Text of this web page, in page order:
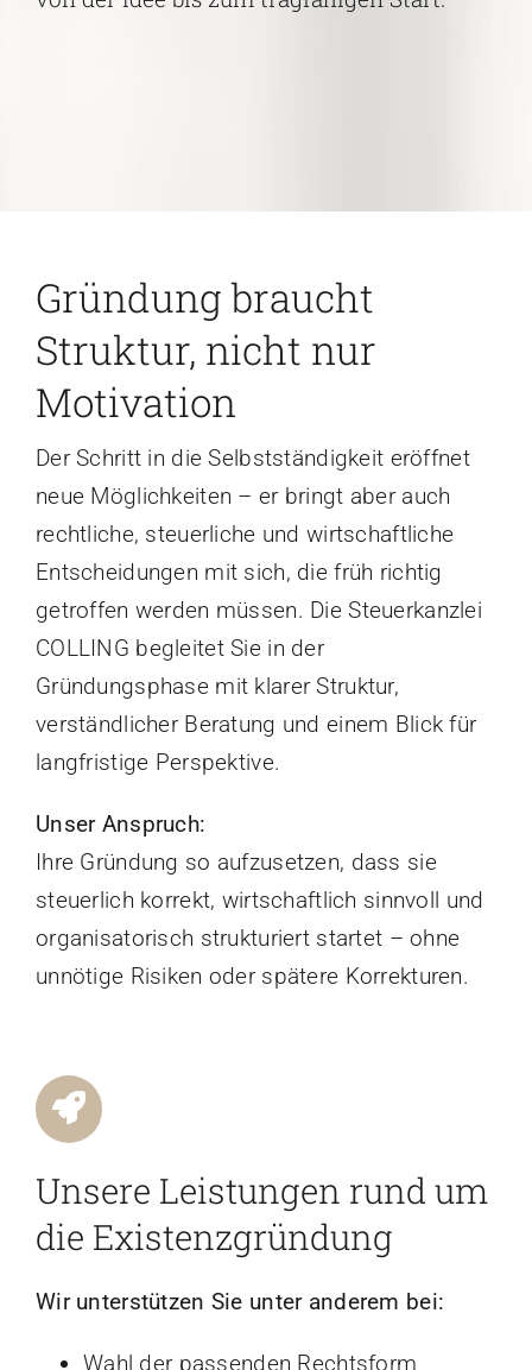
Gründung braucht
Struktur, nicht nur
Motivation
Der Schritt in die Selbstständigkeit eröffnet
neue Möglichkeiten – er bringt aber auch
rechtliche, steuerliche und wirtschaftliche
Entscheidungen mit sich, die früh richtig
getroffen werden müssen. Die Steuerkanzlei
COLLING begleitet Sie in der
Gründungsphase mit klarer Struktur,
verständlicher Beratung und einem Blick für
langfristige Perspektive.
Unser Anspruch:
Ihre Gründung so aufzusetzen, dass sie
steuerlich korrekt, wirtschaftlich sinnvoll und
organisatorisch strukturiert startet – ohne
unnötige Risiken oder spätere Korrekturen.
Unsere Leistungen rund um
die Existenzgründung
Wir unterstützen Sie unter anderem bei:
Wahl der passenden Rechtsform